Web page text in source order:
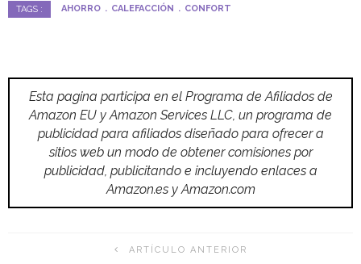
TAGS : AHORRO CALEFACCIÓN CONFORT
Esta pagina participa en el Programa de Afiliados de
Amazon EU y Amazon Services LLC, un programa de
publicidad para afiliados diseñado para ofrecer a
sitios web un modo de obtener comisiones por
publicidad, publicitando e incluyendo enlaces a
Amazon.es y Amazon.com
ARTÍCULO ANTERIOR